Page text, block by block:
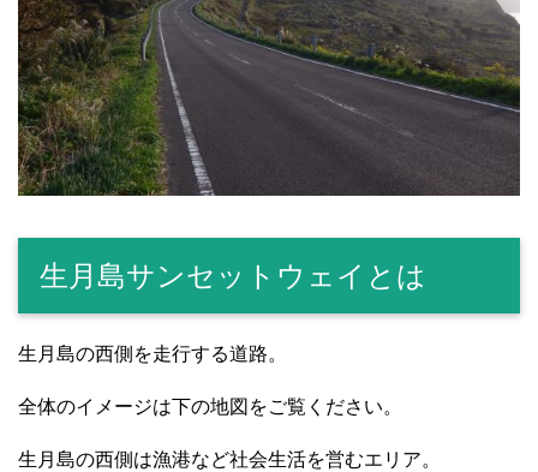
生月島サンセットウェイとは
生月島の西側を走行する道路。
全体のイメージは下の地図をご覧ください。
生月島の西側は漁港など社会生活を営むエリア。